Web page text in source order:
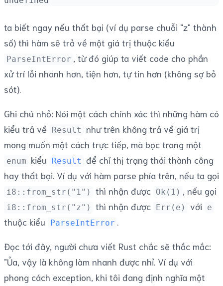
ta biết ngay nếu thất bại (ví dụ parse chuỗi "z" thành
số) thì hàm sẽ trả về một giá trị thuộc kiểu
ParseIntError , từ đó giúp ta viết code cho phần
xử trí lỗi nhanh hơn, tiện hơn, tự tin hơn (không sợ bỏ
sót).
Ghi chú nhỏ: Nói một cách chính xác thì những hàm có
kiểu trả về
Result như trên không trả về giá trị
mong muốn một cách trực tiếp, mà bọc trong một
enum kiểu Result để chỉ thị trạng thái thành công
hay thất bại. Ví dụ với hàm parse phía trên, nếu ta gọi
i8::from_str("1") thì nhận được Ok(1) , nếu gọi
i8::from_str("z") thì nhận được Err(e) với e
thuộc kiểu ParseIntError .
Đọc tới đây, người chưa viết Rust chắc sẽ thắc mắc:
"Ủa, vậy là không làm nhanh được nhỉ. Ví dụ với
phong cách exception, khi tôi đang định nghĩa một